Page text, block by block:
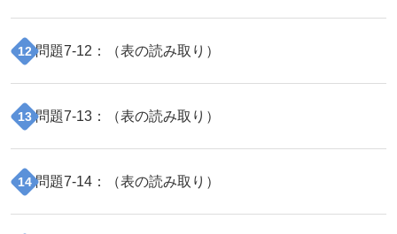
12 問題7-12 ：（表の読み取り ）
13 問題7-13 ：（表の読み取り ）
14 問題7-14 ：（表の読み取り ）